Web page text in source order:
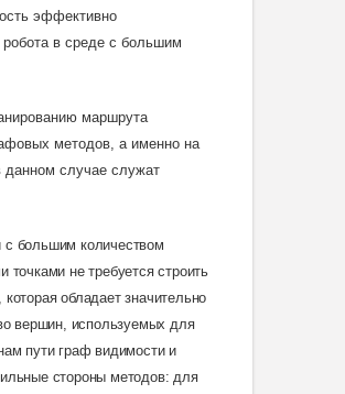
эффективно
робота в среде с большим
маршрута
методов, а именно на
данном случае служат
с большим количеством
не требуется строить
обладает значительно
вершин, используемых для
пути граф видимости и
стороны методов: для